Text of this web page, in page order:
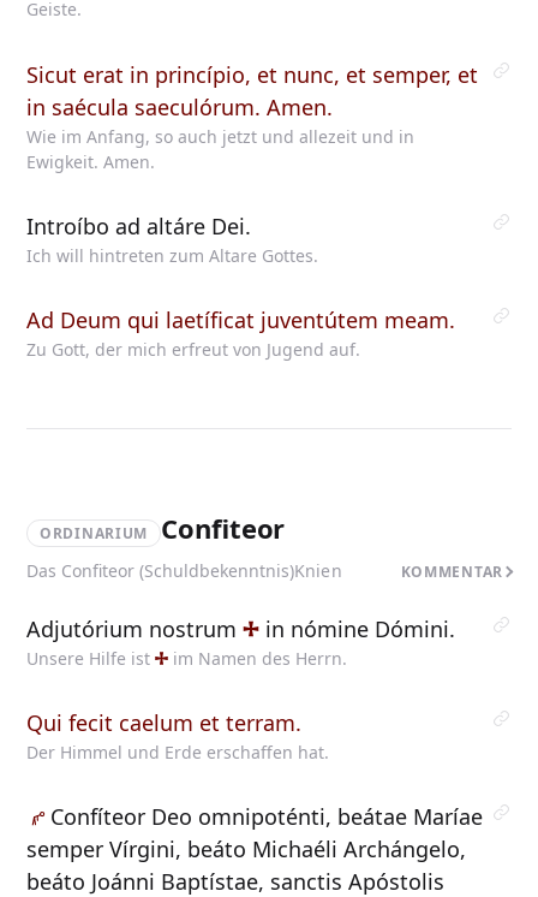
Geiste.
Sicut erat in princípio, et nunc, et semper, et
in saécula saeculórum. Amen.
Wie im Anfang, so auch jetzt und allezeit und in
Ewigkeit. Amen.
Introíbo ad altáre Dei.
Ich will hintreten zum Altare Gottes.
Ad Deum qui laetíficat juventútem meam.
Zu Gott, der mich erfreut von Jugend auf.
ORDINARIUM Confiteor
Das Confiteor (Schuldbekenntnis)Knien KOMMENTAR
Adjutórium nostrum in nómine Dómini.
Unsere Hilfe ist im Namen des Herrn.
Qui fecit caelum et terram.
Der Himmel und Erde erschaffen hat.
Confíteor Deo omnipoténti, beátae Maríae
semper Vírgini, beáto Michaéli Archángelo,
beáto Joánni Baptístae, sanctis Apóstolis